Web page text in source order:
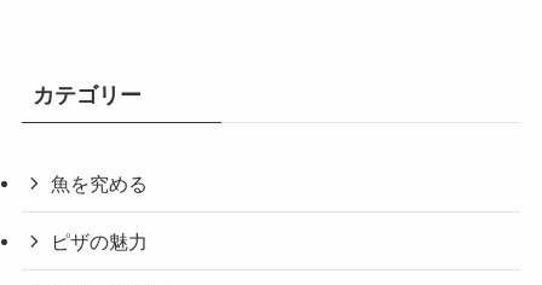
カテゴリー
魚を究める
ピザの魅力